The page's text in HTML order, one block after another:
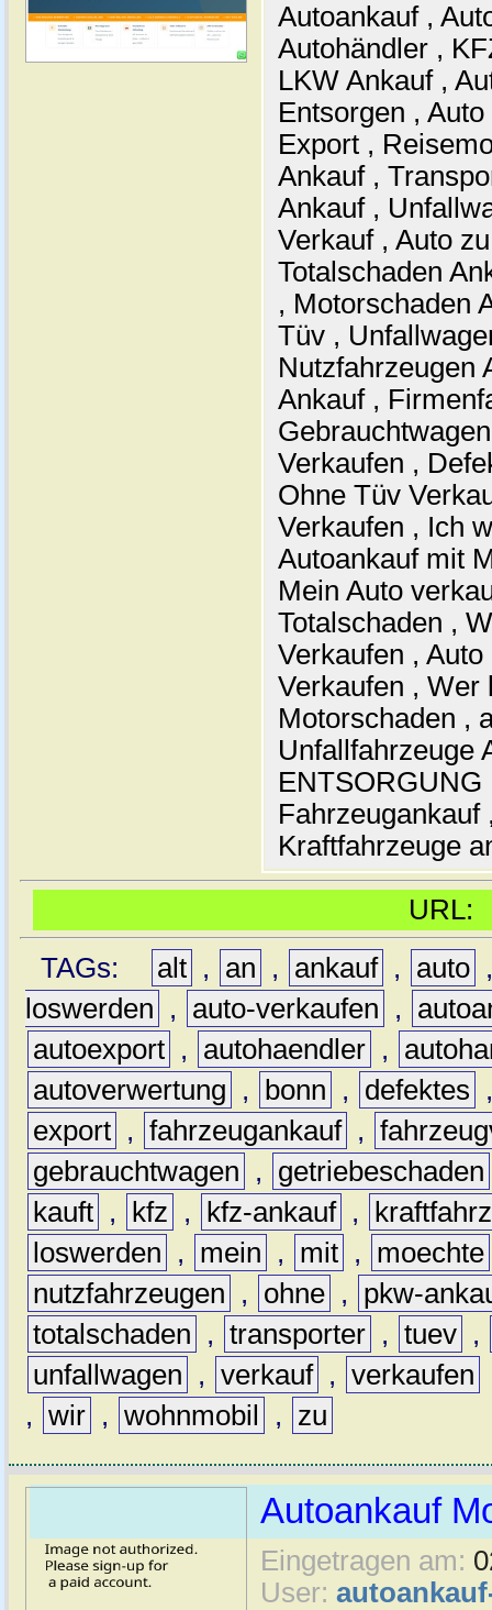
Autoankauf ,
Autohändler ,
LKW Ankauf ,
Entsorgen ,
Export ,
Ankauf ,
Ankauf ,
Verkauf , Auto
Totalschaden
, Motorschaden
Tüv ,
Nutzfahrzeugen
Ankauf ,
Verkaufen ,
Ohne Tüv
Verkaufen , Ich
Autoankauf mit
Mein Auto
Totalschaden ,
Verkaufen ,
Verkaufen , Wer
Motorschaden ,
Unfallfahrzeuge
ENTSORGUNG
Fahrzeugankauf
Kraftfahrzeuge
TAGs:
alt , an , ankauf , auto
loswerden
, auto-verkaufen ,
autoexport , autohaendler ,
autoverwertung
, bonn , defektes
export , fahrzeugankauf ,
gebrauchtwagen
,
getriebeschaden
kauft , kfz , kfz-ankauf ,
loswerden
, mein , mit ,
moechte
nutzfahrzeugen
, ohne ,
pkw-
totalschaden
, transporter , tuev ,
unfallwagen
, verkauf , verkaufen
, wir , wohnmobil , zu
Autoankauf
Eingetragen am:
User: